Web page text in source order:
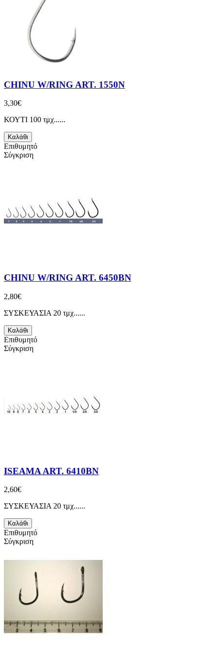
CHINU W/RING ART. 1550N
3,30€
ΚΟΥΤΙ 100 τμχ......
Καλάθι
Επιθυμητό
Σύγκριση
CHINU W/RING ART. 6450BN
2,80€
ΣΥΣΚΕΥΑΣΙΑ 20 τμχ......
Καλάθι
Επιθυμητό
Σύγκριση
ISEAMA ART. 6410BN
2,60€
ΣΥΣΚΕΥΑΣΙΑ 20 τμχ......
Καλάθι
Επιθυμητό
Σύγκριση